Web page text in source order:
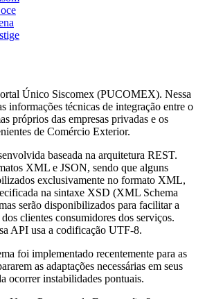
Único Siscomex (PUCOMEX). Nessa
informações técnicas de integração entre o
próprios das empresas privadas e os
de Comércio Exterior.
baseada na arquitetura REST.
XML e JSON, sendo que alguns
exclusivamente no formato XML,
na sintaxe XSD (XML Schema
serão disponibilizados para facilitar a
clientes consumidores dos serviços.
API usa a codificação UTF-8.
foi implementado recentemente para as
as adaptações necessárias em seus
ocorrer instabilidades pontuais.